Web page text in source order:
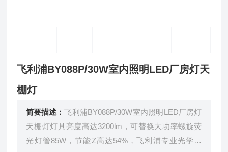
飞利浦BY088P/30W室内照明LED厂房灯天
棚灯
简要描述：飞利浦BY088P/30W室内照明LED厂房灯
天棚灯灯具亮度高达3200lm，可替换大功率螺旋荧
光灯管85W，节能Z高达54%，飞利浦专业光学设